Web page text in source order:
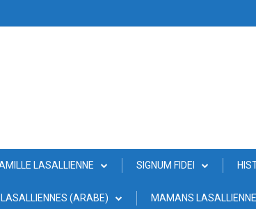
LASALLIENNE SIGNUM FIDEI
(ARABE) MAMANS